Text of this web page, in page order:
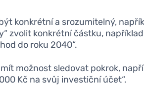
konkrétní a srozumitelný,
zvolit konkrétní částku,
do roku 2040“.
možnost sledovat pokrok,
Kč na svůj investiční účet“.